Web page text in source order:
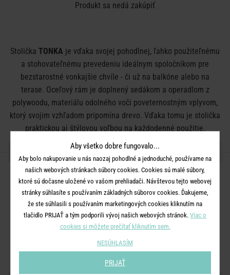
Produkt sa nedá zakúpiť
Stolička TONKA je vďaka svojej pohodlnej, ľahko použiteľnému
a stohovateľnému prevedeniu ideálnym spoločníkom pre
bezstarostné vonkajšie chvíle - či už na balkóne alebo na
terase. Oceľový rám je doplnený sedákom a operadlom z
polywoodu, materiálu odolného voči poveternostným vplyvom,
ktorý svojim vzhľadom pripomína drevo. Vďaka tomu je stolička
praktickou aj štýlovou voľbou na každodenné použitie.
DETAILY PRODUKTU
Rozmery: D 60 x Š 50 x V 83 cm, sedadlo: D 38 x Š 43 x V 43 cm
Materiál:oceľ, polyetylén
Ďalšie informácie:Maximálna nosnosť 110 kg. Vhodné pre
vnútorné aj vonkajšie použitie. Polywood je odolný a ľahko
udržiavateľný plastový kompozit, ktorý vizuálne pripomína
drevo.
Aby všetko dobre fungovalo...
Aby bolo nakupovanie u nás naozaj pohodlné a jednoduché, používame na
našich webových stránkach súbory cookies. Cookies sú malé súbory,
ktoré sú dočasne uložené vo vašom prehliadači. Návštevou tejto webovej
stránky súhlasíte s používaním základných súborov cookies. Ďakujeme,
že ste súhlasili s používaním marketingových cookies kliknutím na
tlačidlo PRIJAŤ a tým podporili vývoj našich webových stránok. Viac o
cookies si môžete prečítať kliknutím sem.
NESÚHLASÍM
PRIJAŤ